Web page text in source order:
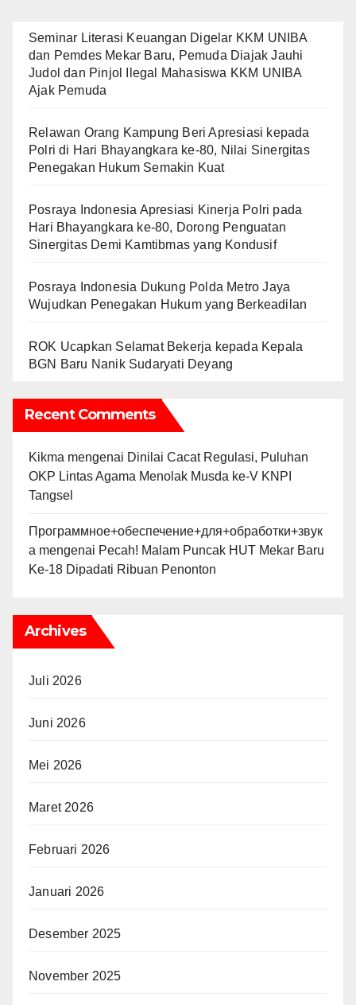
Seminar Literasi Keuangan Digelar KKM UNIBA
dan Pemdes Mekar Baru, Pemuda Diajak Jauhi
Judol dan Pinjol Ilegal Mahasiswa KKM UNIBA
Ajak Pemuda
Relawan Orang Kampung Beri Apresiasi kepada
Polri di Hari Bhayangkara ke-80, Nilai Sinergitas
Penegakan Hukum Semakin Kuat
Posraya Indonesia Apresiasi Kinerja Polri pada
Hari Bhayangkara ke-80, Dorong Penguatan
Sinergitas Demi Kamtibmas yang Kondusif
Posraya Indonesia Dukung Polda Metro Jaya
Wujudkan Penegakan Hukum yang Berkeadilan
ROK Ucapkan Selamat Bekerja kepada Kepala
BGN Baru Nanik Sudaryati Deyang
Recent Comments
Kikma mengenai Dinilai Cacat Regulasi, Puluhan
OKP Lintas Agama Menolak Musda ke-V KNPI
Tangsel
Программное+обеспечение+для+обработки+звук
а mengenai Pecah! Malam Puncak HUT Mekar Baru
Ke-18 Dipadati Ribuan Penonton
Archives
Juli 2026
Juni 2026
Mei 2026
Maret 2026
Februari 2026
Januari 2026
Desember 2025
November 2025